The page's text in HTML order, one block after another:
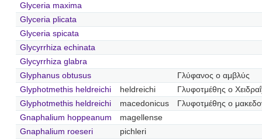
Glyceria maxima
Glyceria plicata
Glyceria spicata
Glycyrrhiza echinata
Glycyrrhiza glabra
Glyphanus obtusus
Γλύφανος ο αμβλύς
Glyphotmethis heldreichi
heldreichi
Γλυφοτμέθης ο
Glyphotmethis heldreichi
macedonicus
Γλυφοτμέθης ο
Gnaphalium hoppeanum
magellense
Gnaphalium roeseri
pichleri